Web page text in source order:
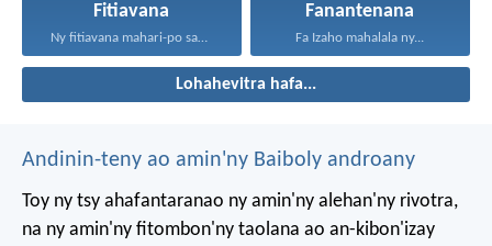
Fitiavana
Ny fitiavana mahari-po sady...
Fanantenana
Fa Izaho mahalala ny...
Lohahevitra hafa...
Andinin-teny ao amin'ny Baiboly androany
Toy ny tsy ahafantaranao ny amin'ny alehan'ny rivotra,
na ny amin'ny fitombon'ny taolana ao an-kibon'izay